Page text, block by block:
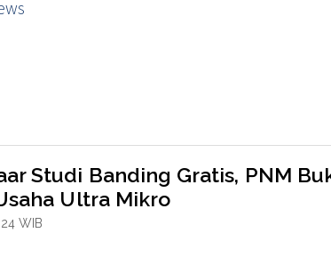
Studi Banding Gratis, PNM
Ultra Mikro
WIB